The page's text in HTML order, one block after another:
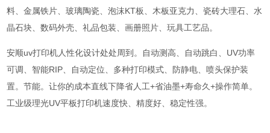
料、金属铁片、玻璃陶瓷、泡沫KT板、木板亚克力、瓷砖大理石、水
晶石块、数码外壳、礼品包装、画册照片、玩具工艺品。
安顺uv打印机人性化设计处处周到。自动测高、自动跳白、UV功率
可调、智能RIP、自动定位、多种打印模式、防静电、喷头保护装
置。节能。让你的成本直线下降省人工+省油墨+寿命久+操作简单。
工业级理光UV平板打印机速度快、精度好、稳定性强。